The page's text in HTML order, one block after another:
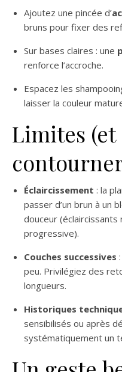
Ajoutez une pincée d’
bruns pour fixer des
Sur bases claires : une
renforce l’accroche.
Espacez les
laisser la couleur
Limites (et
Éclaircissement : la
passer d’un brun à un
douceur (éclaircissants
progressive).
Couches successives
peu. Privilégiez des
longueurs.
Historiques
sensibilisés ou après
systématiquement un